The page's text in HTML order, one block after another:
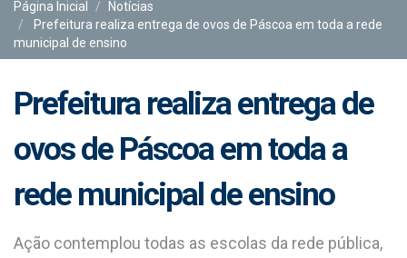
Página Inicial
Notícias
Prefeitura realiza entrega de ovos de Páscoa em toda a rede
municipal de ensino
Prefeitura realiza entrega de
ovos de Páscoa em toda a
rede municipal de ensino
Ação contemplou todas as escolas da rede pública,